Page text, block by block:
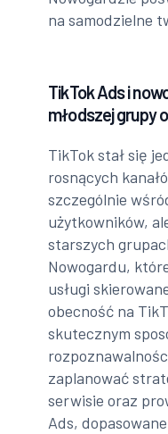
na samodzielne
TikTok Ads i
młodszej grupy
TikTok stał się
rosnących
szczególnie
użytkowników,
starszych
Nowogardu,
usługi
obecność na
skutecznym
zaplanować
serwisie oraz
Ads,